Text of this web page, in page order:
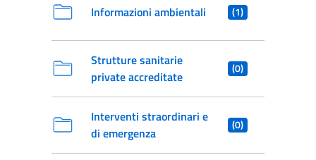
Informazioni ambientali (1)
Strutture sanitarie
private accreditate
(0)
Interventi straordinari e
di emergenza
(0)